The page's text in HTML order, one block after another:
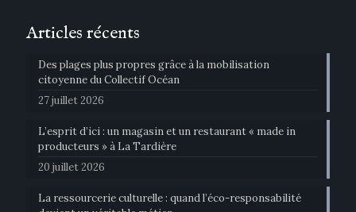
Articles récents
Des plages plus propres grâce à la mobilisation
citoyenne du Collectif Océan
27 juillet 2026
L’esprit d’ici : un magasin et un restaurant « made in
producteurs » à La Tardière
20 juillet 2026
La ressourcerie culturelle : quand l’éco-responsabilité